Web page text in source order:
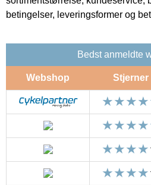
betingelser, leveringsformer og
Bedst anmeldte
Webshop Stjerner